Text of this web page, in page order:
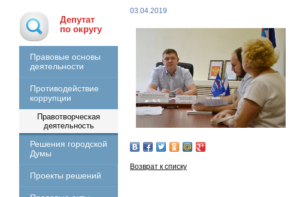
Депутат
по округу
Правовые основы
деятельности
Противодействие
коррупции
Правотворческая
деятельность
Решения городской
Думы
Проекты решений
03.04.2019
Возврат к списку